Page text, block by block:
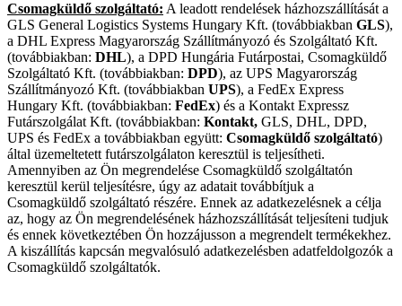
Csomagküldő szolgáltató: A leadott rendelések házhozszállítását a
GLS General Logistics Systems Hungary Kft. (továbbiakban GLS),
a DHL Express Magyarország Szállítmányozó és Szolgáltató Kft.
(továbbiakban: DHL), a DPD Hungária Futárpostai, Csomagküldő
Szolgáltató Kft. (továbbiakban: DPD), az UPS Magyarország
Szállítmányozó Kft. (továbbiakban UPS), a FedEx Express
Hungary Kft. (továbbiakban: FedEx) és a Kontakt Expressz
Futárszolgálat Kft. (továbbiakban: Kontakt, GLS, DHL, DPD,
UPS és FedEx a továbbiakban együtt: Csomagküldő szolgáltató)
által üzemeltetett futárszolgálaton keresztül is teljesítheti.
Amennyiben az Ön megrendelése Csomagküldő szolgáltatón
keresztül kerül teljesítésre, úgy az adatait továbbítjuk a
Csomagküldő szolgáltató részére. Ennek az adatkezelésnek a célja
az, hogy az Ön megrendelésének házhozszállítását teljesíteni tudjuk
és ennek következtében Ön hozzájusson a megrendelt termékekhez.
A kiszállítás kapcsán megvalósuló adatkezelésben adatfeldolgozók a
Csomagküldő szolgáltatók.